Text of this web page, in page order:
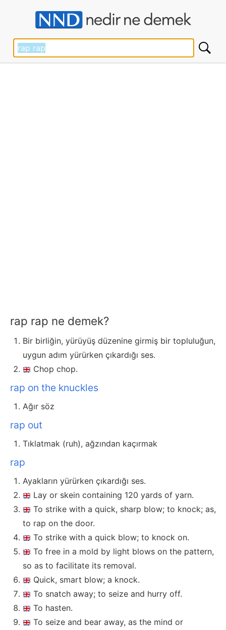
rap rap ne demek?
Bir birliğin, yürüyüş düzenine girmiş bir topluluğun,
uygun adım yürürken çıkardığı ses.
Chop chop.
rap on the knuckles
Ağır söz
rap out
Tıklatmak (ruh), ağzından kaçırmak
rap
Ayakların yürürken çıkardığı ses.
Lay or skein containing 120 yards of yarn.
To strike with a quick, sharp blow; to knock; as,
to rap on the door.
To strike with a quick blow; to knock on.
To free in a mold by light blows on the pattern,
so as to facilitate its removal.
Quick, smart blow; a knock.
To snatch away; to seize and hurry off.
To hasten.
To seize and bear away, as the mind or